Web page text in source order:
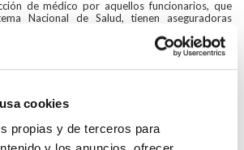
cookies
propias y de terceros para
de médico por aquellos funcionarios, que
Nacional de Salud, tienen aseguradoras
su actual oferta sanitaria por una interpretación
ejercicio privado, para acceder a las Jefaturas
Esta limitación, anula las posibilidades de
médico afectado, así como un menoscabo y
excelencia de la propia sanidad pública.